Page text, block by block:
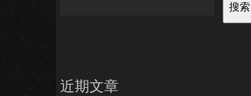
搜索
近期文章